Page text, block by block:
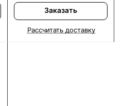
Заказать
Рассчитать доставку